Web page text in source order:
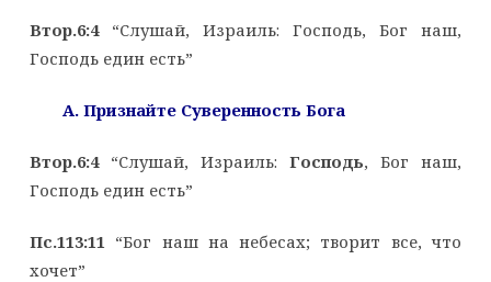
Втор.6:4“Слушай, Израиль: Господь, Бог наш,
Господь един есть”
A. Признайте Суверенность Бога
Втор.6:4“Слушай, Израиль:Господь, Бог наш,
Господь един есть”
Пс.113:11 “Бог наш на небесах; творит все, что
хочет”